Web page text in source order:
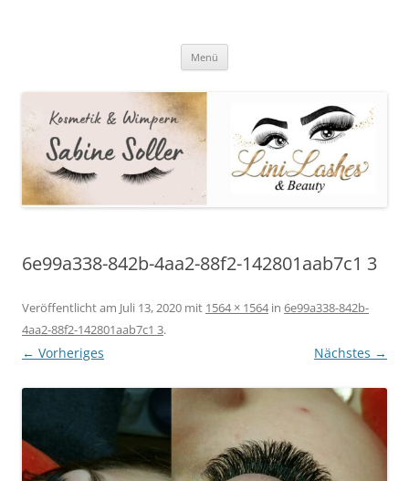
Menü
6e99a338-842b-4aa2-88f2-142801aab7c1 3
Veröffentlicht am Juli 13, 2020 mit 1564 × 1564in 6e99a338-842b-
4aa2-88f2-142801aab7c1 3.
← Vorheriges Nächstes →